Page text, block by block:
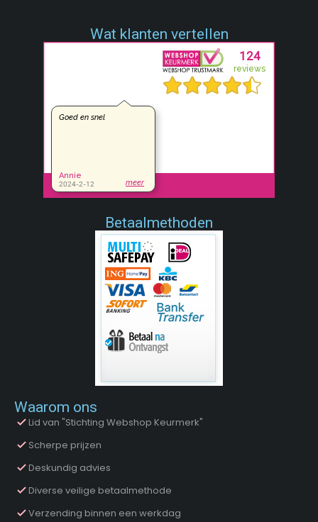
Wat klanten vertellen
Betaalmethoden
Waarom ons
Lid van "Stichting Webshop Keurmerk"
Scherpe prijzen
Deskundig advies
Diverse veilige betaalmethode
Verzending binnen een werkdag